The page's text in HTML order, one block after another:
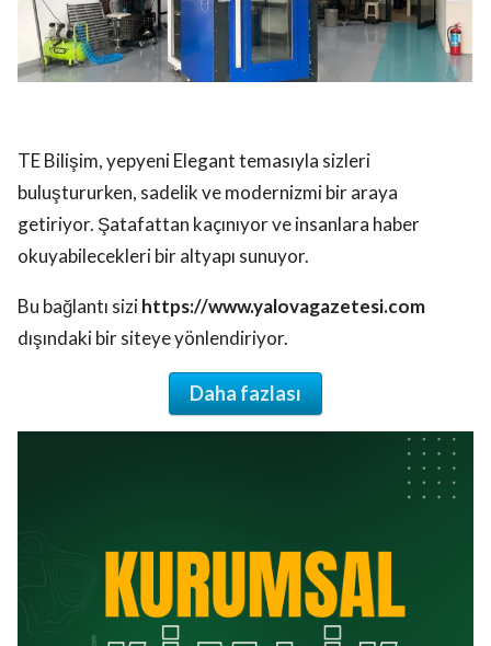
TE Bilişim, yepyeni Elegant temasıyla sizleri
buluştururken, sadelik ve modernizmi bir araya
getiriyor. Şatafattan kaçınıyor ve insanlara haber
okuyabilecekleri bir altyapı sunuyor.
Bu bağlantı sizihttps://www.yalovagazetesi.com
dışındaki bir siteye yönlendiriyor.
Daha fazlası